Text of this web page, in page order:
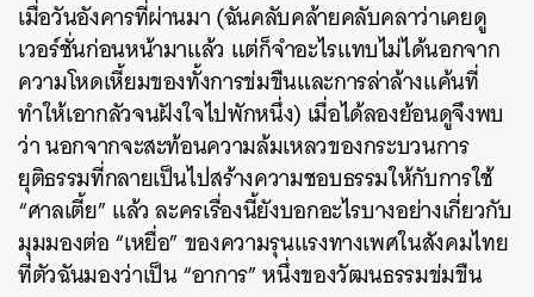
เมื่อวันอังคารที่ผ่านมา (ฉันคลับคล้ายคลับคลาว่าเคยดู
เวอร์ชั่นก่อนหน้ามาแล้ว แต่ก็จำอะไรแทบไม่ได้นอกจาก
ความโหดเหี้ยมของทั้งการข่มขืนและการล่าล้างแค้นที่
ทำให้เอากลัวจนฝังใจไปพักหนึ่ง) เมื่อได้ลองย้อนดูจึงพบ
ว่า นอกจากจะสะท้อนความล้มเหลวของกระบวนการ
ยุติธรรมที่กลายเป็นไปสร้างความชอบธรรมให้กับการใช้
“ศาลเตี้ย” แล้ว ละครเรื่องนี้ยังบอกอะไรบางอย่างเกี่ยวกับ
มุมมองต่อ “เหยื่อ” ของความรุนแรงทางเพศในสังคมไทย
ที่ตัวฉันมองว่าเป็น “อาการ” หนึ่งของวัฒนธรรมข่มขืน